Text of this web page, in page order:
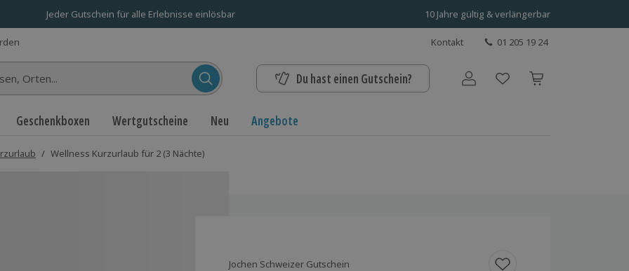
Jeder Gutschein für alle Erlebnisse einlösbar 10 Jahre gültig & verlängerbar
Kontakt 01 205 19 24
Du hast einen Gutschein? Benutzerkonto
Geschenkboxen Wertgutscheine Neu Angebote
/ Wellness Kurzurlaub für 2 (3 Nächte)
Jochen Schweizer Gutschein